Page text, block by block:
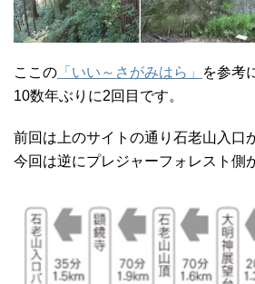
ここの 「いい～さがみはら」
を参考
10数年ぶりに2回目です。
前回は上のサイトの通り石老山入口
今回は逆にプレジャーフォレスト側